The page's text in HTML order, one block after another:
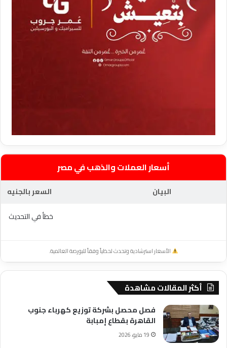
أسعار العملات والذهب في مصر
البيان
السعر بالجنيه
خطأ في التحديث
الأسعار استرشادية وتحدث لحظياً وفقاً للبورصة العالمية.
أكثر المقالات مشاهدة
فصل محصل بشركة توزيع كهرباء جنوب
القاهرة بقطاع إمبابة
19 مايو، 2026